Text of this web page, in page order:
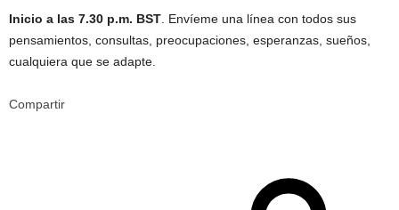
Inicio a las 7.30 p.m. BST . Envíeme una línea con todos sus
pensamientos, consultas, preocupaciones, esperanzas, sueños,
cualquiera que se adapte.
Compartir